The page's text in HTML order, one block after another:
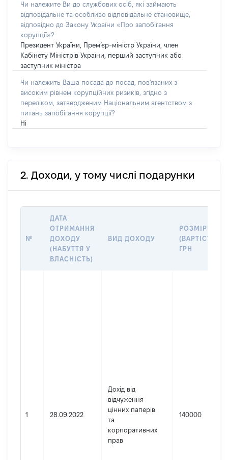
Чи належите Ви до службових осіб, які займають
відповідальне та особливо відповідальне становище,
відповідно до Закону України «Про запобігання
корупції»?
Президент України, Прем’єр-міністр України, член
Кабінету Міністрів України, перший заступник або
заступник міністра
Чи належить Ваша посада до посад, пов'язаних з
високим рівнем корупційних ризиків, згідно з
переліком, затвердженим Національним агентством з
питань запобігання корупції?
Ні
2. Доходи, у тому числі подарунки
№
ДАТА
ОТРИМАННЯ
ДОХОДУ
(НАБУТТЯ У
ВЛАСНІСТЬ)
ВИД ДОХОДУ
РОЗМІР
(ВАРТІСТЬ),
ГРН
1 28.09.2022
Дохід від
відчуження
цінних паперів
та
корпоративних
прав
140000